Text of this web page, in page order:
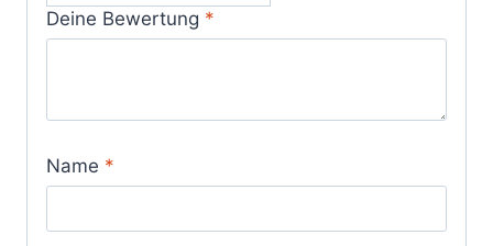
Deine Bewertung *
Name *